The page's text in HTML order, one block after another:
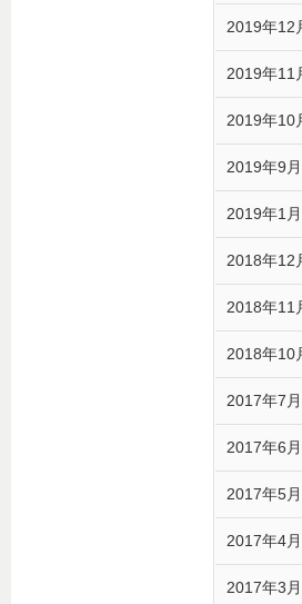
2019年12
2019年11
2019年10
2019年9月
2019年1月
2018年12
2018年11
2018年10
2017年7月
2017年6月
2017年5月
2017年4月
2017年3月